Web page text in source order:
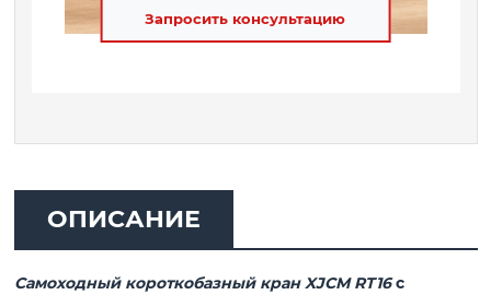
Запросить консультацию
ОПИСАНИЕ
Самоходный короткобазный кран XJCM RT16с